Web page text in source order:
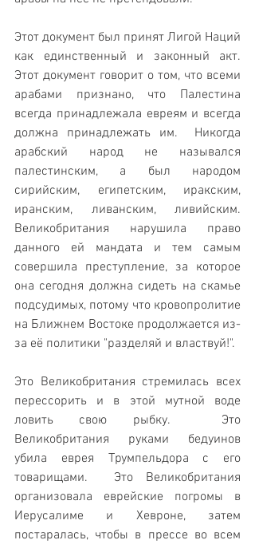
Этот документ был принят Лигой Наций
как единственный и законный акт.
Этот документ говорит о том, что всеми
арабами признано, что Палестина
всегда принадлежала евреям и всегда
должна принадлежать им.  Никогда
арабский народ не назывался
палестинским, а был народом
сирийским, египетским, иракским,
иранским, ливанским, ливийским.
Великобритания нарушила право
данного ей мандата и тем самым
совершила преступление, за которое
она сегодня должна сидеть на скамье
подсудимых, потому что кровопролитие
на Ближнем Востоке продолжается из-
за её политики "разделяй и властвуй!".
Это Великобритания стремилась всех
перессорить и в этой мутной воде
ловить свою рыбку.  Это
Великобритания руками бедуинов
убила еврея Трумпельдора с его
товарищами.  Это Великобритания
организовала еврейские погромы в
Иерусалиме и Хевроне, затем
постаралась, чтобы в прессе во всем